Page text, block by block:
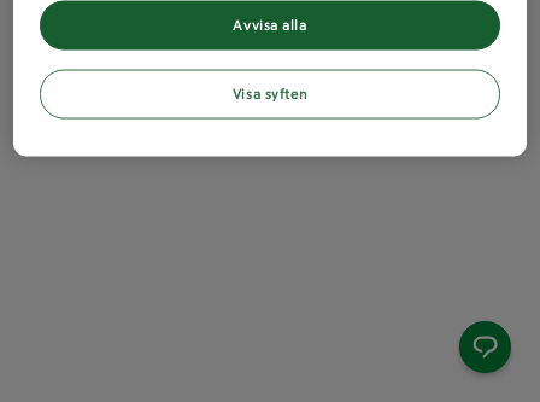
Avvisa alla
Visa syften